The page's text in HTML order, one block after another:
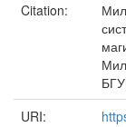
Citation:
URI: